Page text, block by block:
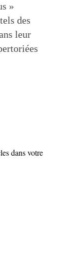
»
des
leur
dans votre